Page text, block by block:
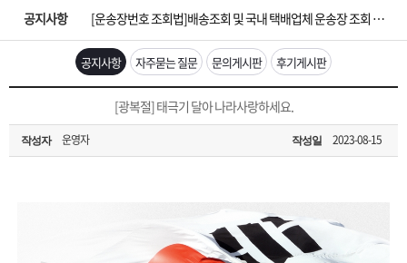
맨
품
은
노
객
마
공지사항 [운송장번호 조회법]배송조회 및 국내 택배업체 운송장 조회 하는법
[ios앱 오픈]아이폰 고객 앱설치 가능합니다.
[무인택배함 이용 안내] 집 밖에 주소로 택배 받기
입금확인이 안되는 상황을 대비해 꼭 입금후 고객센터 연락바랍니다.
공지사항 자주묻는 질문 문의게시판 후기게시판
[광복절] 태극기 달아 나라사랑하세요.
작성자 운영자 작성일 2023-08-15